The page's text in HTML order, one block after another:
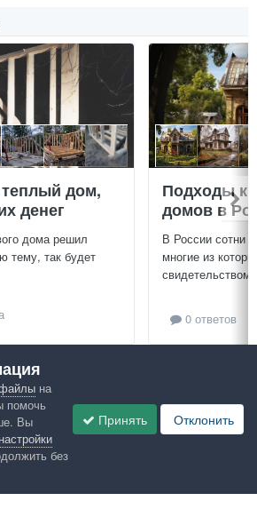
теплый дом,
денег
дома решил
тему, так будет
Подходы к
домов в
В России сотни
многие из
свидетельством
0 ответов
Посмотреть всё
на
помочь
Вы
без
Принять Отклонить